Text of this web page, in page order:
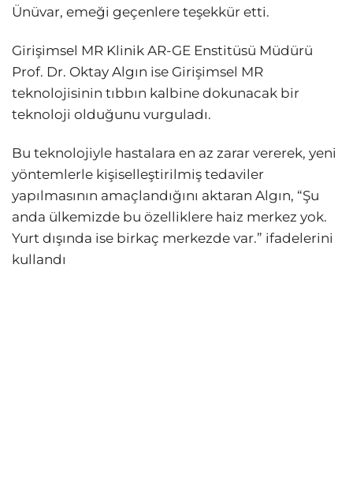
Ünüvar, emeği geçenlere teşekkür etti.
Girişimsel MR Klinik AR-GE Enstitüsü Müdürü
Prof. Dr. Oktay Algın ise Girişimsel MR
teknolojisinin tıbbın kalbine dokunacak bir
teknoloji olduğunu vurguladı.
Bu teknolojiyle hastalara en az zarar vererek, yeni
yöntemlerle kişiselleştirilmiş tedaviler
yapılmasının amaçlandığını aktaran Algın, “Şu
anda ülkemizde bu özelliklere haiz merkez yok.
Yurt dışında ise birkaç merkezde var.” ifadelerini
kullandı